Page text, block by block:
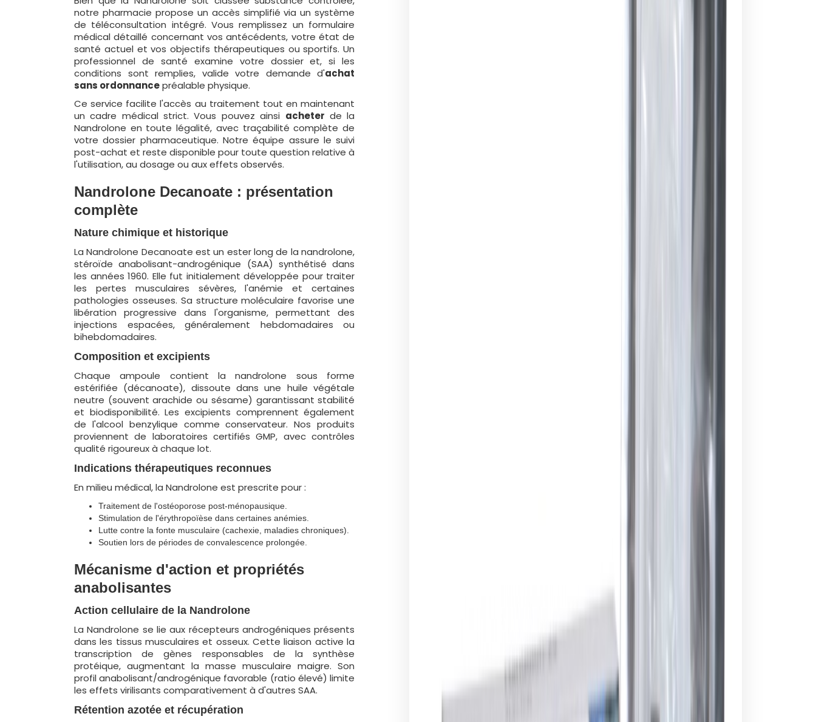
notre pharmacie propose un accès simplifié via un système
de téléconsultation intégré. Vous remplissez un formulaire
médical détaillé concernant vos antécédents, votre état de
santé actuel et vos objectifs thérapeutiques ou sportifs. Un
professionnel de santé examine votre dossier et, si les
conditions sont remplies, valide votre demande d'achat
sans ordonnancepréalable physique.
Ce service facilite l'accès au traitement tout en maintenant
un cadre médical strict. Vous pouvez ainsi acheter de la
Nandrolone en toute légalité, avec traçabilité complète de
votre dossier pharmaceutique. Notre équipe assure le suivi
post-achat et reste disponible pour toute question relative à
l'utilisation, au dosage ou aux effets observés.
Nandrolone Decanoate : présentation
complète
Nature chimique et historique
La Nandrolone Decanoate est un ester long de la nandrolone,
stéroïde anabolisant-androgénique (SAA) synthétisé dans
les années 1960. Elle fut initialement développée pour traiter
les pertes musculaires sévères, l'anémie et certaines
pathologies osseuses. Sa structure moléculaire favorise une
libération progressive dans l'organisme, permettant des
injections espacées, généralement hebdomadaires ou
bihebdomadaires.
Composition et excipients
Chaque ampoule contient la nandrolone sous forme
estérifiée (décanoate), dissoute dans une huile végétale
neutre (souvent arachide ou sésame) garantissant stabilité
et biodisponibilité. Les excipients comprennent également
de l'alcool benzylique comme conservateur. Nos produits
proviennent de laboratoires certifiés GMP, avec contrôles
qualité rigoureux à chaque lot.
Indications thérapeutiques reconnues
En milieu médical, la Nandrolone est prescrite pour :
Traitement de l'ostéoporose post-ménopausique.
Stimulation de l'érythropoïèse dans certaines anémies.
Lutte contre la fonte musculaire (cachexie, maladies chroniques).
Soutien lors de périodes de convalescence prolongée.
Mécanisme d'action et propriétés
anabolisantes
Action cellulaire de la Nandrolone
La Nandrolone se lie aux récepteurs androgéniques présents
dans les tissus musculaires et osseux. Cette liaison active la
transcription de gènes responsables de la synthèse
protéique, augmentant la masse musculaire maigre. Son
profil anabolisant/androgénique favorable (ratio élevé) limite
les effets virilisants comparativement à d'autres SAA.
Rétention azotée et récupération